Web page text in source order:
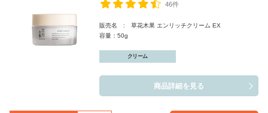
46件
販売名 : 草花木果 エンリッチクリーム EX
容量：50g
クリーム
商品詳細を見る